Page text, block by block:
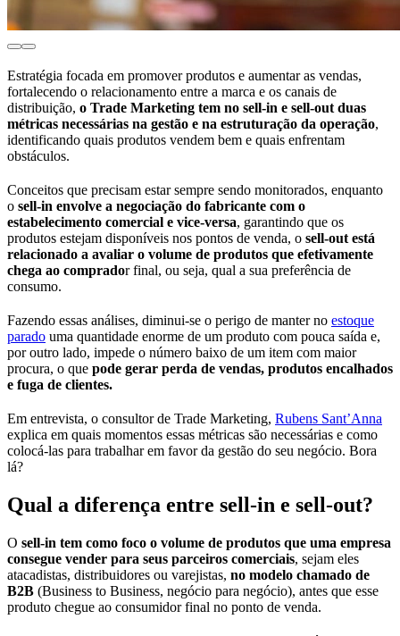
Estratégia focada em promover produtos e aumentar as vendas,
fortalecendo o relacionamento entre a marca e os canais de
distribuição, o Trade Marketing tem no sell-in e sell-out duas
métricas necessárias na gestão e na estruturação da operação,
identificando quais produtos vendem bem e quais enfrentam
obstáculos.
Conceitos que precisam estar sempre sendo monitorados, enquanto
o sell-in envolve a negociação do fabricante com o
estabelecimento comercial e vice-versa, garantindo que os
produtos estejam disponíveis nos pontos de venda, o sell-out está
relacionado a avaliar o volume de produtos que efetivamente
chega ao comprador final, ou seja, qual a sua preferência de
consumo.
Fazendo essas análises, diminui-se o perigo de manter no estoque
parado uma quantidade enorme de um produto com pouca saída e,
por outro lado, impede o número baixo de um item com maior
procura, o que pode gerar perda de vendas, produtos encalhados
e fuga de clientes.
Em entrevista, o consultor de Trade Marketing, Rubens Sant’Anna
explica em quais momentos essas métricas são necessárias e como
colocá-las para trabalhar em favor da gestão do seu negócio. Bora
lá?
Qual a diferença entre sell-in e sell-out?
O sell-in tem como foco o volume de produtos que uma empresa
consegue vender para seus parceiros comerciais, sejam eles
atacadistas, distribuidores ou varejistas, no modelo chamado de
B2B (Business to Business, negócio para negócio), antes que esse
produto chegue ao consumidor final no ponto de venda.